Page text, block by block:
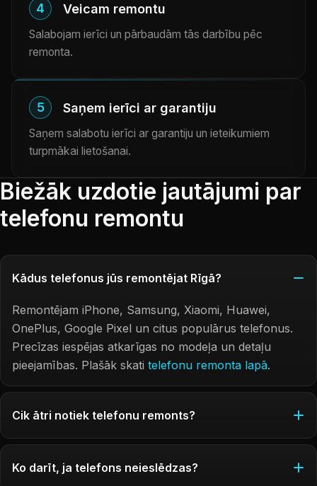
4 Veicam remontu
Salabojam ierīci un pārbaudām tās darbību pēc
remonta.
5 Saņem ierīci ar garantiju
Saņem salabotu ierīci ar garantiju un ieteikumiem
turpmākai lietošanai.
Biežāk uzdotie jautājumi par
telefonu remontu
Kādus telefonus jūs remontējat Rīgā?
Remontējam iPhone, Samsung, Xiaomi, Huawei,
OnePlus, Google Pixel un citus populārus telefonus.
Precīzas iespējas atkarīgas no modeļa un detaļu
pieejamības. Plašāk skati telefonu remonta lapā.
Cik ātri notiek telefonu remonts?
Ko darīt, ja telefons neieslēdzas?